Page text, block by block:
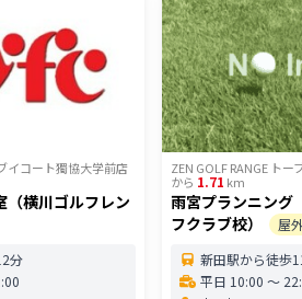
イコート獨協大学前店
（横川ゴルフレン
分
ZEN GOLF RANGE ト
から 1.71 km
雨宮プランニング
フクラブ校）
屋
新田駅から徒歩
平日 10:00 〜